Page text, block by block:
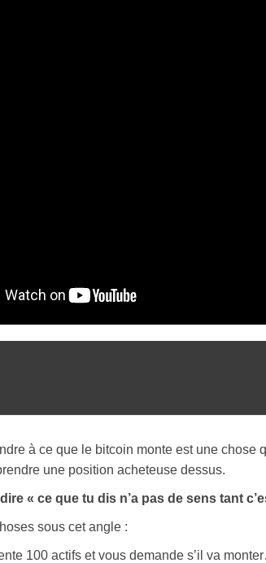
à ce que le bitcoin monte est une chose
une position acheteuse dessus.
« ce que tu dis n’a pas de sens tant
sous cet angle :
100 actifs et vous demande s’il va